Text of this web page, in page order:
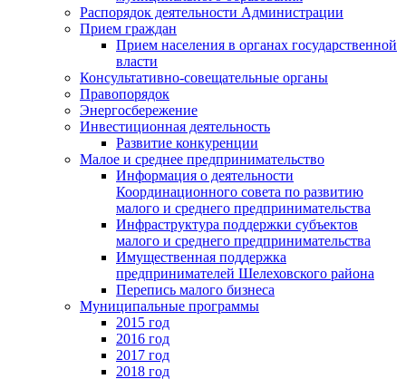
Распорядок деятельности Администрации
Прием граждан
Прием населения в органах государственной
власти
Консультативно-совещательные органы
Правопорядок
Энергосбережение
Инвестиционная деятельность
Развитие конкуренции
Малое и среднее предпринимательство
Информация о деятельности
Координационного совета по развитию
малого и среднего предпринимательства
Инфраструктура поддержки субъектов
малого и среднего предпринимательства
Имущественная поддержка
предпринимателей Шелеховского района
Перепись малого бизнеса
Муниципальные программы
2015 год
2016 год
2017 год
2018 год